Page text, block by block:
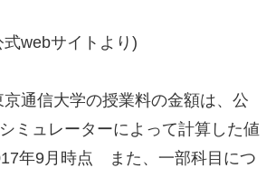
webサイトより)
通信大学の授業料の金額は、公
ミュレーターによって計算した値
年9月時点 また、一部科目につ